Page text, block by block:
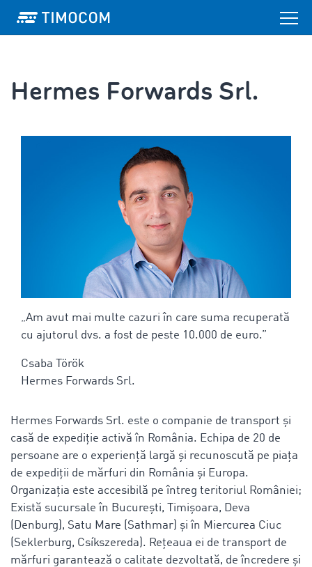
Hermes Forwards Srl.
„Am avut mai multe cazuri în care suma recuperată
cu ajutorul dvs. a fost de peste 10.000 de euro.”
Csaba Török
Hermes Forwards Srl.
Hermes Forwards Srl. este o companie de transport și
casă de expediție activă în România. Echipa de 20 de
persoane are o experiență largă și recunoscută pe piața
de expediții de mărfuri din România și Europa.
Organizația este accesibilă pe întreg teritoriul României;
Există sucursale în București, Timișoara, Deva
(Denburg), Satu Mare (Sathmar) și în Miercurea Ciuc
(Seklerburg, Csíkszereda). Rețeaua ei de transport de
mărfuri garantează o calitate dezvoltată, de încredere și